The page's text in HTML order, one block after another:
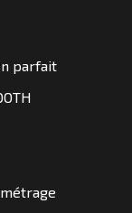
parfait